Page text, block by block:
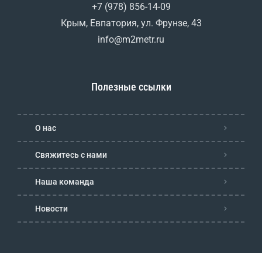
+7 (978) 856-14-09
Крым, Евпатория, ул. Фрунзе, 43
info@m2metr.ru
Полезные ссылки
О нас
Свяжитесь с нами
Наша команда
Новости